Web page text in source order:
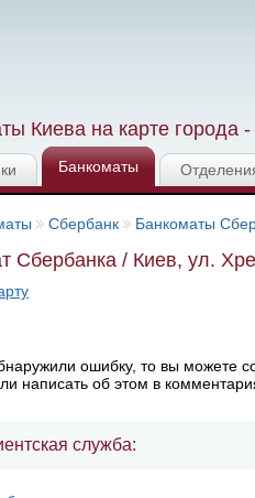
Киева на карте города -
Банкоматы
Сбербанк Банкоматы
Сбербанка / Киев, ул.
ошибку, то вы можете
написать об этом в
служба: